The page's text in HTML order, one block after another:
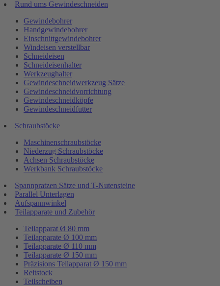
Rund ums Gewindeschneiden
Gewindebohrer
Handgewindebohrer
Einschnittgewindebohrer
Windeisen verstellbar
Schneideisen
Schneideisenhalter
Werkzeughalter
Gewindeschneidwerkzeug Sätze
Gewindeschneidvorrichtung
Gewindeschneidköpfe
Gewindeschneidfutter
Schraubstöcke
Maschinenschraubstöcke
Niederzug Schraubstöcke
Achsen Schraubstöcke
Werkbank Schraubstöcke
Spannpratzen Sätze und T-Nutensteine
Parallel Unterlagen
Aufspannwinkel
Teilapparate und Zubehör
Teilapparat Ø 80 mm
Teilapparate Ø 100 mm
Teilapparate Ø 110 mm
Teilapparate Ø 150 mm
Präzisions Teilapparat Ø 150 mm
Reitstock
Teilscheiben